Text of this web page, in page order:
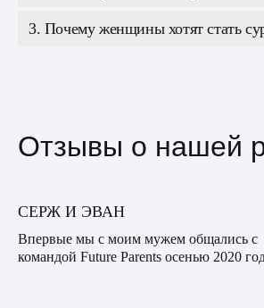
3. Почему женщины хотят стать
Отзывы о нашей
СЕРЖ И ЭВАН
Впервые мы с моим мужем общались с
командой Future Parents осенью 2020